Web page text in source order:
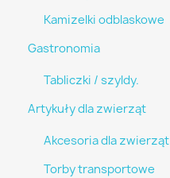
Kamizelki odblaskowe
Gastronomia
Tabliczki / szyldy.
Artykuły dla zwierząt
Akcesoria dla zwierząt
Torby transportowe